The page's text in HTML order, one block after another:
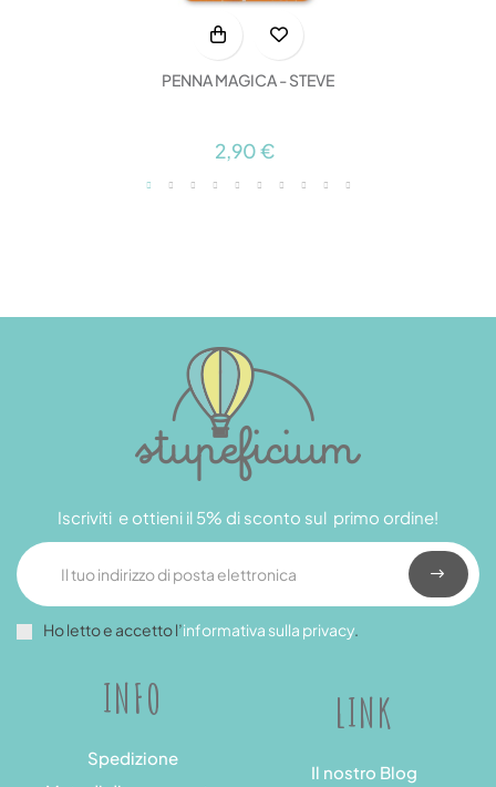
PENNA MAGICA - STEVE
2,90 €
INFO
Spedizione
LINK
Il nostro Blog
Iscriviti e ottieni il 5% di sconto sul primo ordine!
Ho letto e accetto l’informativa sulla privacy.